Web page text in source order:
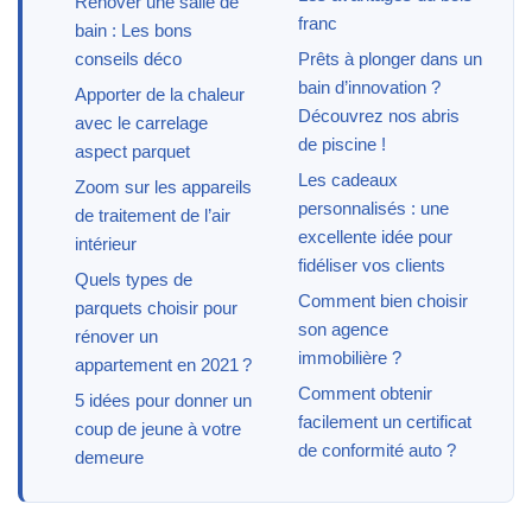
bain : Les bons
conseils déco
Apporter de la chaleur
avec le carrelage
aspect parquet
Zoom sur les appareils
de traitement de l’air
intérieur
Quels types de
parquets choisir pour
rénover un
appartement en 2021 ?
5 idées pour donner un
coup de jeune à votre
demeure
franc
Prêts à plonger dans un
bain d’innovation ?
Découvrez nos abris
de piscine !
Les cadeaux
personnalisés : une
excellente idée pour
fidéliser vos clients
Comment bien choisir
son agence
immobilière ?
Comment obtenir
facilement un certificat
de conformité auto ?